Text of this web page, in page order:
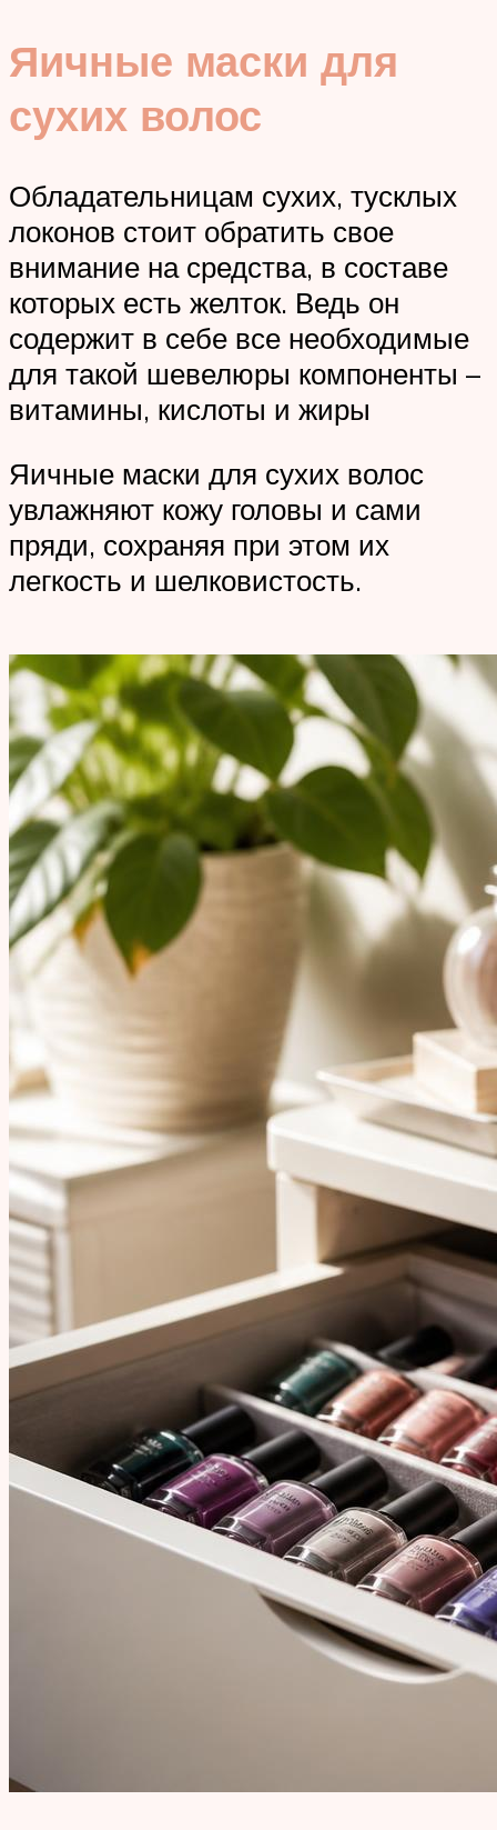
Яичные маски для
сухих волос
Обладательницам сухих, тусклых
локонов стоит обратить свое
внимание на средства, в составе
которых есть желток. Ведь он
содержит в себе все необходимые
для такой шевелюры компоненты –
витамины, кислоты и жиры
Яичные маски для сухих волос
увлажняют кожу головы и сами
пряди, сохраняя при этом их
легкость и шелковистость.